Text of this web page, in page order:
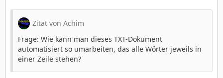
Zitat von Achim
Frage: Wie kann man dieses TXT-Dokument
automatisiert so umarbeiten, das alle Wörter jeweils in
einer Zeile stehen?